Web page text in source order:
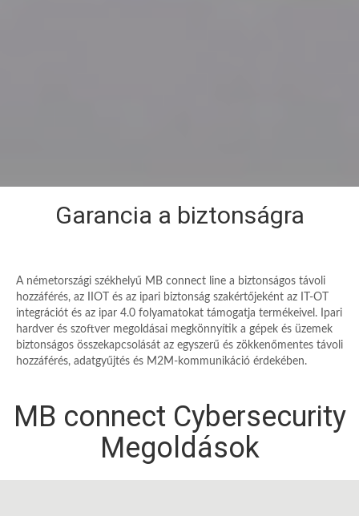
Garancia a biztonságra
A németországi székhelyű MB connect line a biztonságos távoli
hozzáférés, az IIOT és az ipari biztonság szakértőjeként az IT-OT
integrációt és az ipar 4.0 folyamatokat támogatja termékeivel. Ipari
hardver és szoftver megoldásai megkönnyítik a gépek és üzemek
biztonságos összekapcsolását az egyszerű és zökkenőmentes távoli
hozzáférés, adatgyűjtés és M2M-kommunikáció érdekében.
MB connect Cybersecurity
Megoldások